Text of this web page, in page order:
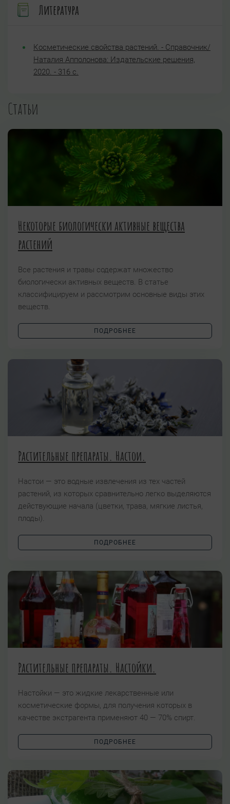
Литература
Косметические свойства растений. - Справочник/
Наталия Апполонова: Издательские решения,
2020. - 316 с.
Статьи
Некоторые биологически активные вещества
растений
Все растения и травы содержат множество
биологически активных веществ. В статье
классифицируем и рассмотрим основные виды этих
веществ.
ПОДРОБНЕЕ
Растительные препараты. Настои.
Настои — это водные извлечения из тех частей
растений, из которых сравнительно легко выделяются
действующие начала (цветки, трава, мягкие листья,
плоды).
ПОДРОБНЕЕ
Растительные препараты. Настойки.
Настойки — это жидкие лекарственные или
косметические формы, для получения которых в
качестве экстрагента применяют 40 — 70% спирт.
ПОДРОБНЕЕ